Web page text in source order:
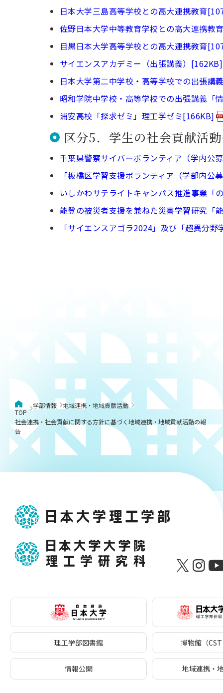
日本大学三島高等学校との高大連携教育
佐野日本大学中等教育学校との高大連携教
目黒日本大学高等学校との高大連携教育
サイエンスアカデミー（出張講義）[162KB]
日本大学第二中学校・高等学校での出張講
昭和学院中学校・高等学校での出張講義「
浦安高校「探求ゼミ」理工学ゼミ[166KB]
区分5．学生の社会貢献活
千葉県警察サイバーボランティア（学内公
「板橋区学習支援ボランティア（学部内公
いしかわサテライトキャンパス推進事業「
能登の被災者支援を兼ねた災害学習研究「
「サイエンスアゴラ2024」及び「超異分
TOP
学部情報
地域連携・地域貢献活動
社会連携・社会貢献に関する方針に基づく地域連携・地域貢献活動の報
告
理工学部図書館 博物館（
情報公開 地域連携・